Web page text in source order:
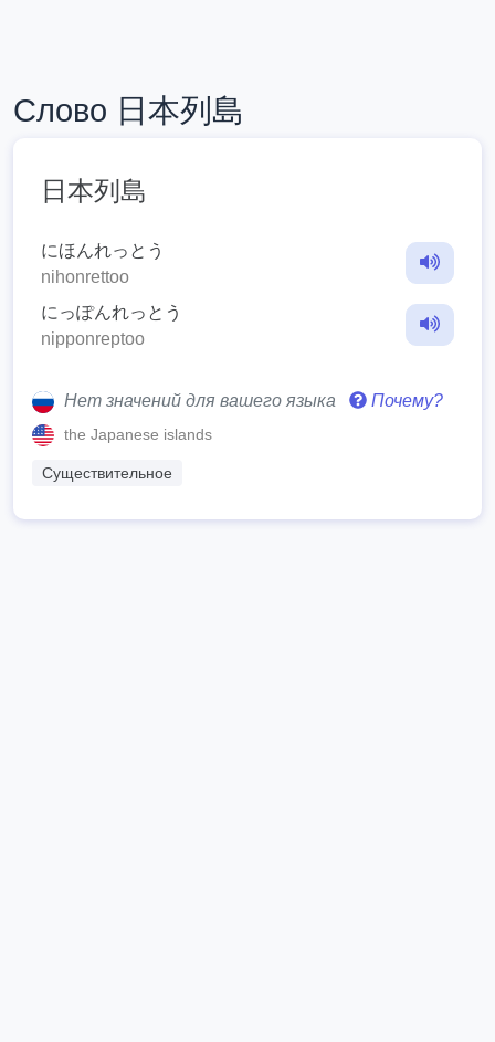
Слово 日本列島
日本列島
にほんれっとう
nihonrettoo
にっぽんれっとう
nipponreptoo
Нет значений для вашего языка Почему?
the Japanese islands
Существительное